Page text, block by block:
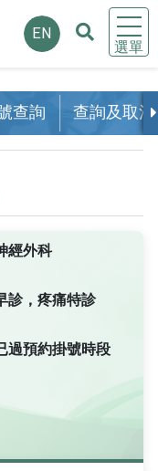
選單
EN
查詢 查詢及取消
經外科
診，疼痛特診
過預約掛號時段